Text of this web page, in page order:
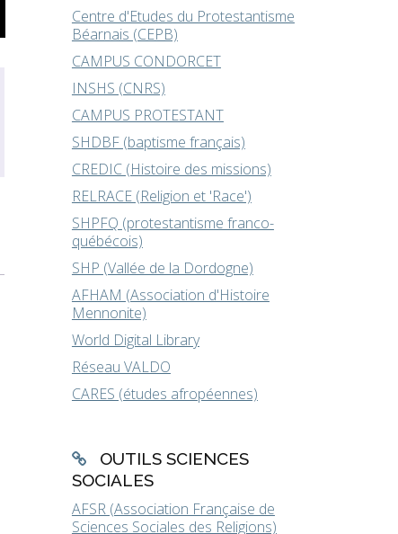
Centre d'Etudes du Protestantisme
Béarnais (CEPB)
CAMPUS CONDORCET
INSHS (CNRS)
CAMPUS PROTESTANT
SHDBF (baptisme français)
CREDIC (Histoire des missions)
RELRACE (Religion et 'Race')
SHPFQ (protestantisme franco-
québécois)
SHP (Vallée de la Dordogne)
AFHAM (Association d'Histoire
Mennonite)
World Digital Library
Réseau VALDO
CARES (études afropéennes)
OUTILS SCIENCES
SOCIALES
AFSR (Association Française de
Sciences Sociales des Religions)